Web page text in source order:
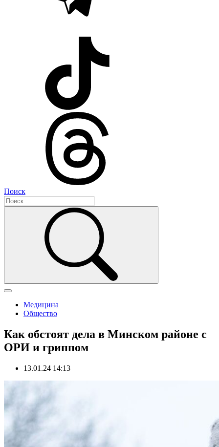
Поиск
Медицина
Общество
Как обстоят дела в Минском районе с
ОРИ и гриппом
13.01.24 14:13